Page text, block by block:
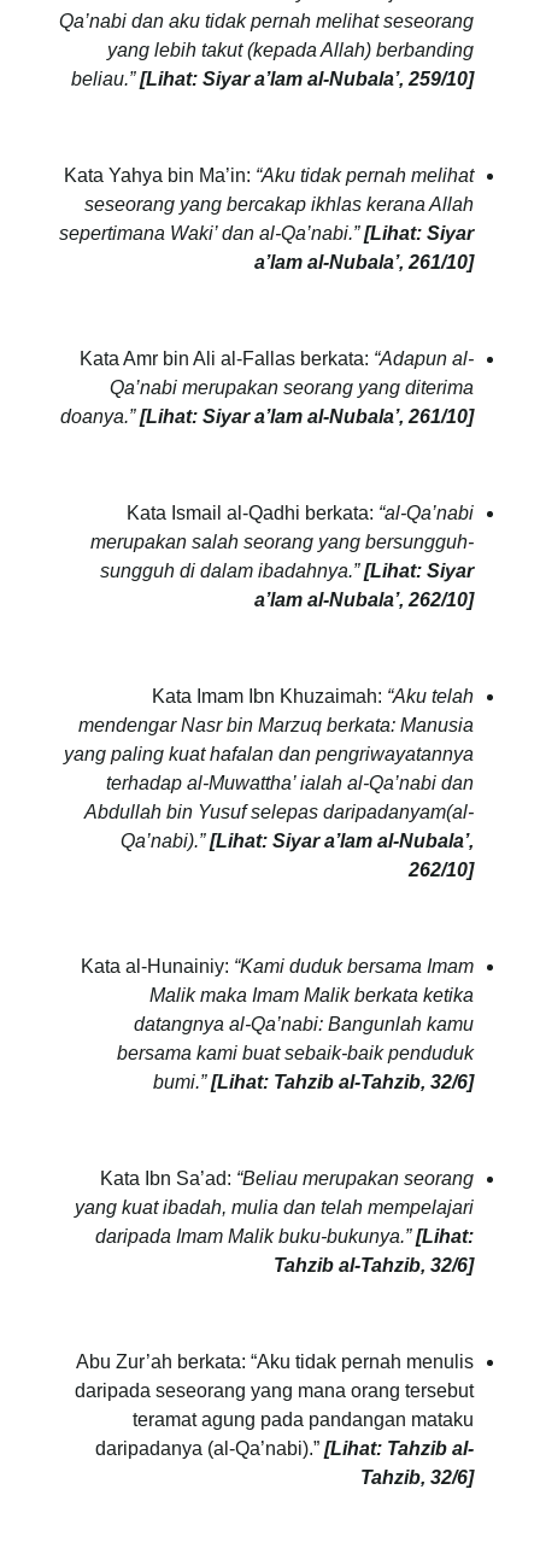
Qa’nabi dan aku tidak pernah melihat seseorang
yang lebih takut (kepada Allah) berbanding
beliau.”[Lihat: Siyar a’lam al-Nubala’, 259/10]
Kata Yahya bin Ma’in: “Aku tidak pernah melihat
seseorang yang bercakap ikhlas kerana Allah
sepertimana Waki’ dan al-Qa’nabi.”[Lihat: Siyar
a’lam al-Nubala’, 261/10]
Kata Amr bin Ali al-Fallas berkata: “Adapun al-
Qa’nabi merupakan seorang yang diterima
doanya.” [Lihat: Siyar a’lam al-Nubala’, 261/10]
Kata Ismail al-Qadhi berkata: “al-Qa’nabi
merupakan salah seorang yang bersungguh-
sungguh di dalam ibadahnya.”[Lihat: Siyar
a’lam al-Nubala’, 262/10]
Kata Imam Ibn Khuzaimah: “Aku telah
mendengar Nasr bin Marzuq berkata: Manusia
yang paling kuat hafalan dan pengriwayatannya
terhadap al-Muwattha’ ialah al-Qa’nabi dan
Abdullah bin Yusuf selepas daripadanyam(al-
Qa’nabi).”[Lihat: Siyar a’lam al-Nubala’,
262/10]
Kata al-Hunainiy: “Kami duduk bersama Imam
Malik maka Imam Malik berkata ketika
datangnya al-Qa’nabi: Bangunlah kamu
bersama kami buat sebaik-baik penduduk
bumi.”[Lihat: Tahzib al-Tahzib, 32/6]
Kata Ibn Sa’ad: “Beliau merupakan seorang
yang kuat ibadah, mulia dan telah mempelajari
daripada Imam Malik buku-bukunya.”[Lihat:
Tahzib al-Tahzib, 32/6]
Abu Zur’ah berkata: “Aku tidak pernah menulis
daripada seseorang yang mana orang tersebut
teramat agung pada pandangan mataku
daripadanya (al-Qa’nabi).” [Lihat: Tahzib al-
Tahzib, 32/6]